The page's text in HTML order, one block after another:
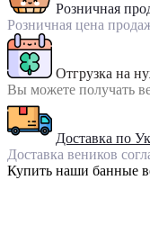
Розничная
Розничная цена
Отгрузка на
Вы можете получать
Доставка по
Доставка веников
Купить наши банные